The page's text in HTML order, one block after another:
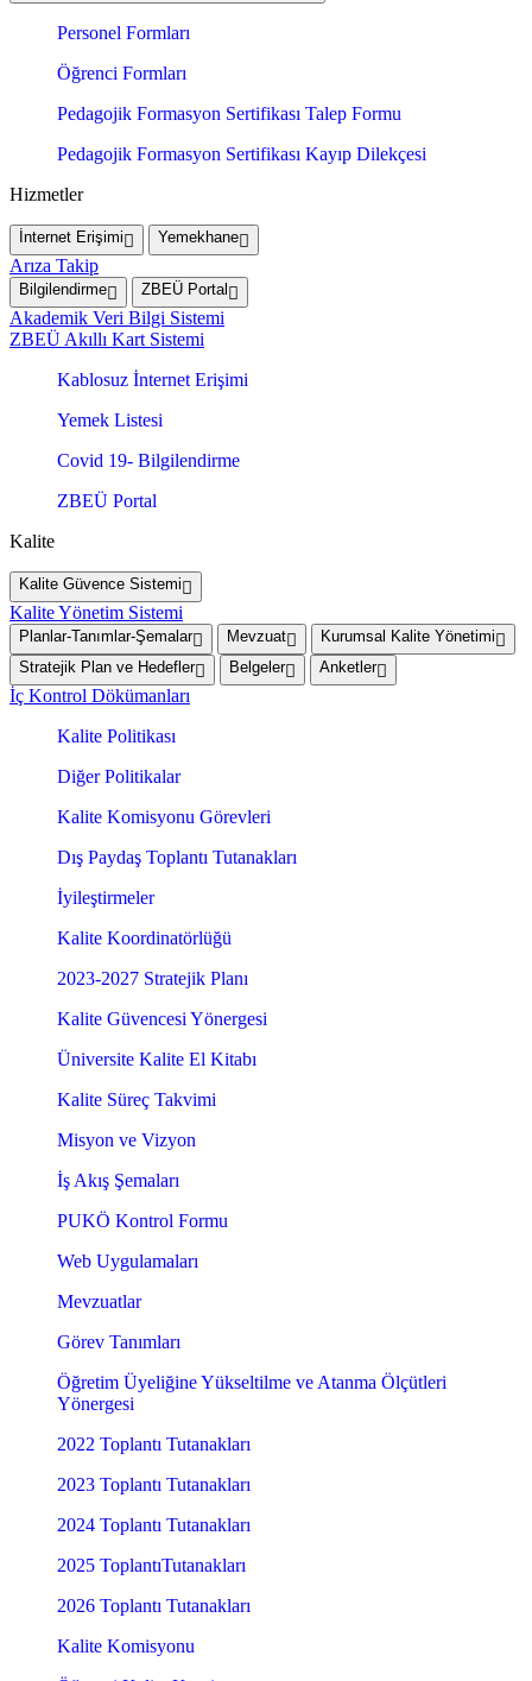
Personel Formları
Öğrenci Formları
Pedagojik Formasyon Sertifikası Talep Formu
Pedagojik Formasyon Sertifikası Kayıp Dilekçesi
Hizmetler
İnternet Erişimi Yemekhane
Arıza Takip
Bilgilendirme ZBEÜ Portal
Akademik Veri Bilgi Sistemi
ZBEÜ Akıllı Kart Sistemi
Kablosuz İnternet Erişimi
Yemek Listesi
Covid 19- Bilgilendirme
ZBEÜ Portal
Kalite
Kalite Güvence Sistemi
Kalite Yönetim Sistemi
Planlar-Tanımlar-Şemalar Mevzuat
Kurumsal Kalite Yönetimi
Stratejik Plan ve Hedefler
Belgeler Anketler
İç Kontrol Dökümanları
Kalite Politikası
Diğer Politikalar
Kalite Komisyonu Görevleri
Dış Paydaş Toplantı Tutanakları
İyileştirmeler
Kalite Koordinatörlüğü
2023-2027 Stratejik Planı
Kalite Güvencesi Yönergesi
Üniversite Kalite El Kitabı
Kalite Süreç Takvimi
Misyon ve Vizyon
İş Akış Şemaları
PUKÖ Kontrol Formu
Web Uygulamaları
Mevzuatlar
Görev Tanımları
Öğretim Üyeliğine Yükseltilme ve Atanma Ölçütleri
Yönergesi
2022 Toplantı Tutanakları
2023 Toplantı Tutanakları
2024 Toplantı Tutanakları
2025 ToplantıTutanakları
2026 Toplantı Tutanakları
Kalite Komisyonu